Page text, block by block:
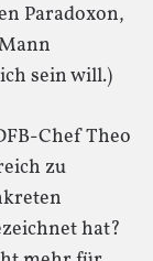
Paradoxon,
sein will.)
Chef Theo
zu
hat?